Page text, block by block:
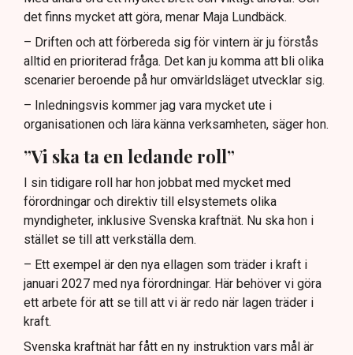
det finns mycket att göra, menar Maja Lundbäck.
– Driften och att förbereda sig för vintern är ju förstås
alltid en prioriterad fråga. Det kan ju komma att bli olika
scenarier beroende på hur omvärldsläget utvecklar sig.
– Inledningsvis kommer jag vara mycket ute i
organisationen och lära känna verksamheten, säger hon.
”Vi ska ta en ledande roll”
I sin tidigare roll har hon jobbat med mycket med
förordningar och direktiv till elsystemets olika
myndigheter, inklusive Svenska kraftnät. Nu ska hon i
stället se till att verkställa dem.
– Ett exempel är den nya ellagen som träder i kraft i
januari 2027 med nya förordningar. Här behöver vi göra
ett arbete för att se till att vi är redo när lagen träder i
kraft.
Svenska kraftnät har fått en ny instruktion vars mål är